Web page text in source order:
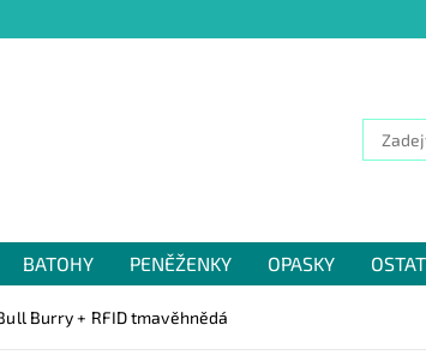
BATOHY PENĚŽENKY OPASKY
Burry + RFID tmavěhnědá